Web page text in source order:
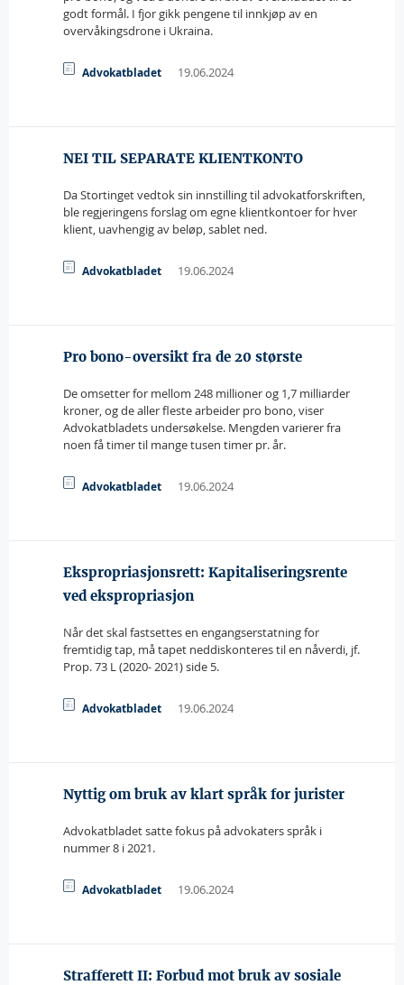
godt formål. I fjor gikk pengene til innkjøp av en
overvåkingsdrone i Ukraina.
Advokatbladet 19.06.2024
NEI TIL SEPARATE KLIENTKONTO
Da Stortinget vedtok sin innstilling til advokatforskriften,
ble regjeringens forslag om egne klientkontoer for hver
klient, uavhengig av beløp, sablet ned.
Advokatbladet 19.06.2024
Pro bono-oversikt fra de 20 største
De omsetter for mellom 248 millioner og 1,7 milliarder
kroner, og de aller fleste arbeider pro bono, viser
Advokatbladets undersøkelse. Mengden varierer fra
noen få timer til mange tusen timer pr. år.
Advokatbladet 19.06.2024
Ekspropriasjonsrett: Kapitaliseringsrente
ved ekspropriasjon
Når det skal fastsettes en engangserstatning for
fremtidig tap, må tapet neddiskonteres til en nåverdi, jf.
Prop. 73 L (2020- 2021) side 5.
Advokatbladet 19.06.2024
Nyttig om bruk av klart språk for jurister
Advokatbladet satte fokus på advokaters språk i
nummer 8 i 2021.
Advokatbladet 19.06.2024
Strafferett II: Forbud mot bruk av sosiale